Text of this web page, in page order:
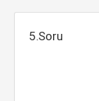
5.Soru